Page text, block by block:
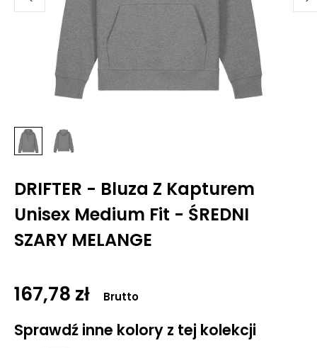
DRIFTER - Bluza Z Kapturem
Unisex Medium Fit - ŚREDNI
SZARY MELANGE
167,78 zł Brutto
Sprawdź inne kolory z tej kolekcji